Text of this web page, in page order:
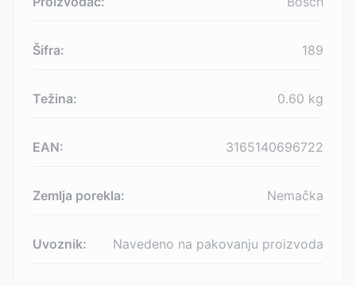
Šifra: 189
Težina: 0.60 kg
EAN: 3165140696722
Zemlja porekla: Nemačka
Uvoznik: Navedeno na pakovanju proizvoda